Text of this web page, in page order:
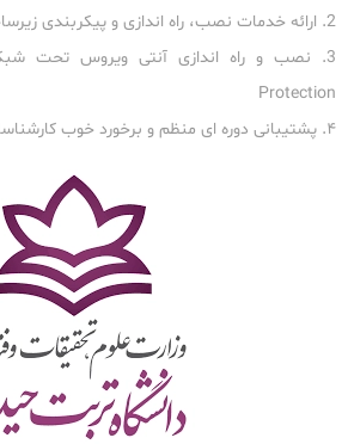
2. ارائه خدمات نصب، راه اندازی و پیکربندی زیرساخت ۷ VMware ESXi
Protection
۴. پشتیبانی دوره ای منظم و برخورد خوب کارشناسان